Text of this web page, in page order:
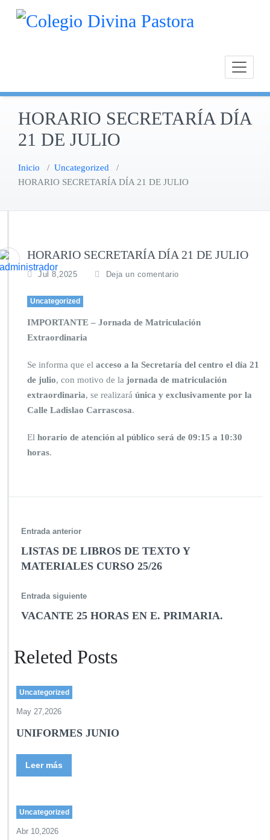
Saltar
HORARIO SECRETARÍA DÍA
21 DE JULIO
Inicio / Uncategorized /
HORARIO SECRETARÍA DÍA 21 DE JULIO
HORARIO SECRETARÍA DÍA 21 DE JULIO
Jul 8,2025 Deja un comentario
Uncategorized
IMPORTANTE – Jornada de Matriculación
Extraordinaria
Se informa que el acceso a la Secretaría del centro el día 21
de julio, con motivo de la jornada de matriculación
extraordinaria, se realizará única y exclusivamente por la
Calle Ladislao Carrascosa.
El horario de atención al público será de 09:15 a 10:30
horas.
Entrada anterior
LISTAS DE LIBROS DE TEXTO Y
MATERIALES CURSO 25/26
Entrada siguiente
VACANTE 25 HORAS EN E. PRIMARIA.
Releted Posts
Uncategorized
May 27,2026
UNIFORMES JUNIO
Leer más
Uncategorized
Abr 10,2026